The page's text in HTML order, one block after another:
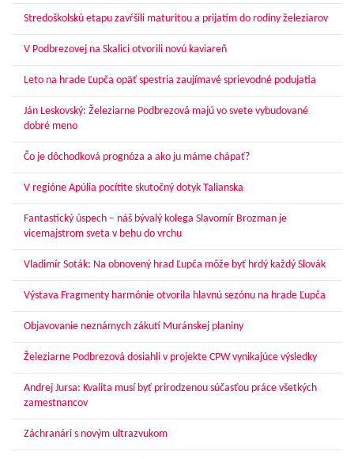
Stredoškolskú etapu zavŕšili maturitou a prijatím do rodiny železiarov
V Podbrezovej na Skalici otvorili novú kaviareň
Leto na hrade Ľupča opäť spestria zaujímavé sprievodné podujatia
Ján Leskovský: Železiarne Podbrezová majú vo svete vybudované
dobré meno
Čo je dôchodková prognóza a ako ju máme chápať?
V regióne Apúlia pocítite skutočný dotyk Talianska
Fantastický úspech – náš bývalý kolega Slavomír Brozman je
vicemajstrom sveta v behu do vrchu
Vladimír Soták: Na obnovený hrad Ľupča môže byť hrdý každý Slovák
Výstava Fragmenty harmónie otvorila hlavnú sezónu na hrade Ľupča
Objavovanie neznámych zákutí Muránskej planiny
Železiarne Podbrezová dosiahli v projekte CPW vynikajúce výsledky
Andrej Jursa: Kvalita musí byť prirodzenou súčasťou práce všetkých
zamestnancov
Záchranári s novým ultrazvukom